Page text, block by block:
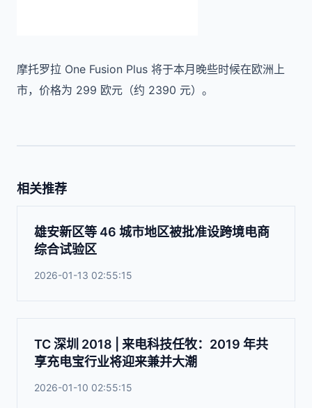
摩托罗拉 One Fusion Plus 将于本月晚些时候在欧洲上
市，价格为 299 欧元（约 2390 元）。
相关推荐
雄安新区等 46 城市地区被批准设跨境电商
综合试验区
2026-01-13 02:55:15
TC 深圳 2018 | 来电科技任牧：2019 年共
享充电宝行业将迎来兼并大潮
2026-01-10 02:55:15